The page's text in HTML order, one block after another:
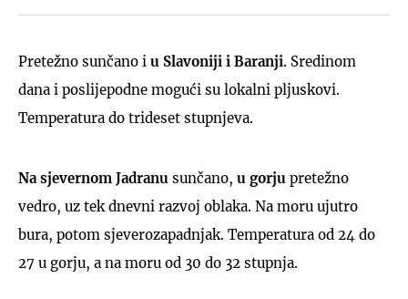
Pretežno sunčano i u Slavoniji i Baranji. Sredinom
dana i poslijepodne mogući su lokalni pljuskovi.
Temperatura do trideset stupnjeva.
Na sjevernom Jadranu sunčano, u gorju pretežno
vedro, uz tek dnevni razvoj oblaka. Na moru ujutro
bura, potom sjeverozapadnjak. Temperatura od 24 do
27 u gorju, a na moru od 30 do 32 stupnja.